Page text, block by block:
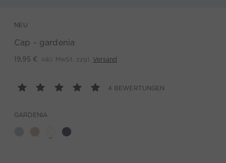
NEU
Cap - gardenia
19,95 € inkl. MwSt. zzgl. Versand
4 BEWERTUNGEN
GARDENIA